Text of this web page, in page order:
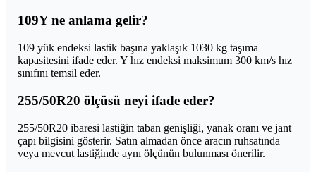
109Y ne anlama gelir?
109 yük endeksi lastik başına yaklaşık 1030 kg taşıma
kapasitesini ifade eder. Y hız endeksi maksimum 300 km/s hız
sınıfını temsil eder.
255/50R20 ölçüsü neyi ifade eder?
255/50R20 ibaresi lastiğin taban genişliği, yanak oranı ve jant
çapı bilgisini gösterir. Satın almadan önce aracın ruhsatında
veya mevcut lastiğinde aynı ölçünün bulunması önerilir.